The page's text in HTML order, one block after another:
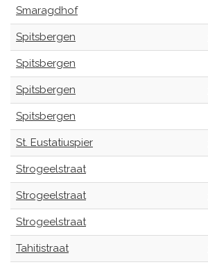
Smaragdhof
Spitsbergen
Spitsbergen
Spitsbergen
Spitsbergen
St. Eustatiuspier
Strogeelstraat
Strogeelstraat
Strogeelstraat
Tahitistraat